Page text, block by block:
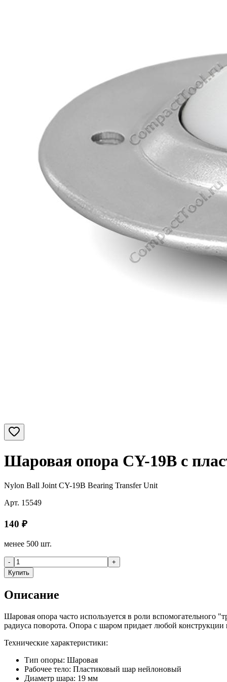
Шаровая опора CY-19B с
Nylon Ball Joint CY-19B Bearing Transfer Unit
Арт. 15549
140 ₽
менее 500 шт.
-
+
Купить
Описание
Шаровая опора часто используется в роли вспомогательного
радиуса поворота. Опора с шаром придает любой
Технические характеристики:
Тип опоры: Шаровая
Рабочее тело: Пластиковый шар нейлоновый
Диаметр шара: 19 мм